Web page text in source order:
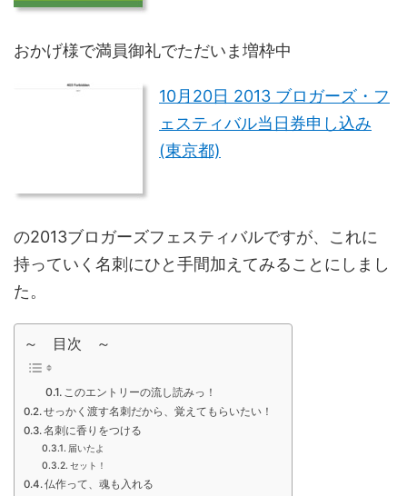
おかげ様で満員御礼でただいま増枠中
10月20日 2013 ブロガーズ・フ
ェスティバル当日券申し込み
(東京都)
の2013ブロガーズフェスティバルですが、これに
持っていく名刺にひと手間加えてみることにしまし
た。
～ 目次 ～
このエントリーの流し読みっ！
せっかく渡す名刺だから、覚えてもらいたい！
名刺に香りをつける
届いたよ
セット！
仏作って、魂も入れる